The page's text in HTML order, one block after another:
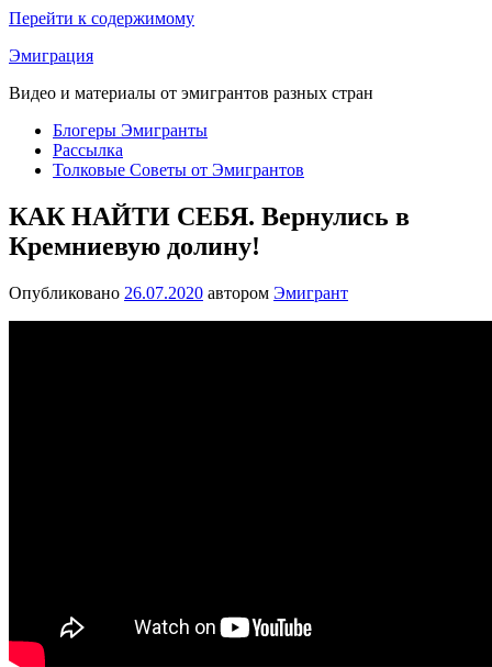
Перейти к содержимому
Эмиграция
Видео и материалы от эмигрантов разных стран
Блогеры Эмигранты
Рассылка
Толковые Советы от Эмигрантов
КАК НАЙТИ СЕБЯ. Вернулись в
Кремниевую долину!
Опубликовано 26.07.2020 автором Эмигрант